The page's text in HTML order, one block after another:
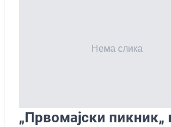
„Првомајски пикник„